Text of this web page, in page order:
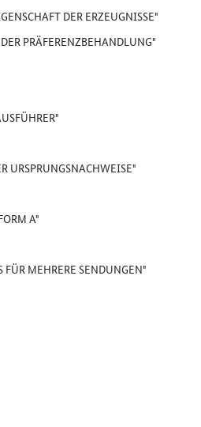
DER ERZEUGNISSE"
PRÄFERENZBEHANDLUNG"
URSPRUNGSNACHWEISE"
A"
MEHRERE SENDUNGEN"